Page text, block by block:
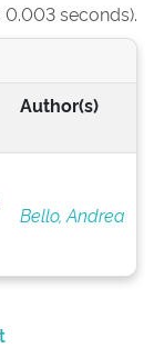
0.003 seconds).
Author(s)
Bello, Andrea